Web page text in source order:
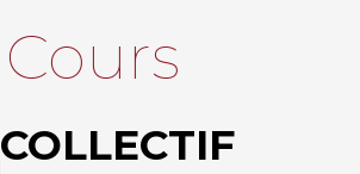
Cours
COLLECTIF